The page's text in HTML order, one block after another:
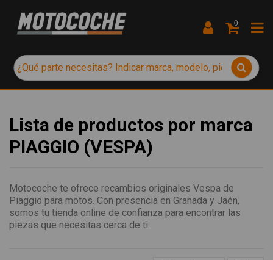
0
Lista de productos por marca
PIAGGIO (VESPA)
Motocoche te ofrece recambios originales Vespa de
Piaggio para motos. Con presencia en Granada y Jaén,
somos tu tienda online de confianza para encontrar las
piezas que necesitas cerca de ti.